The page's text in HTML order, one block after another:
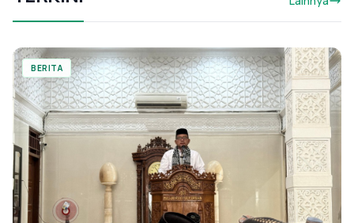
BERITA